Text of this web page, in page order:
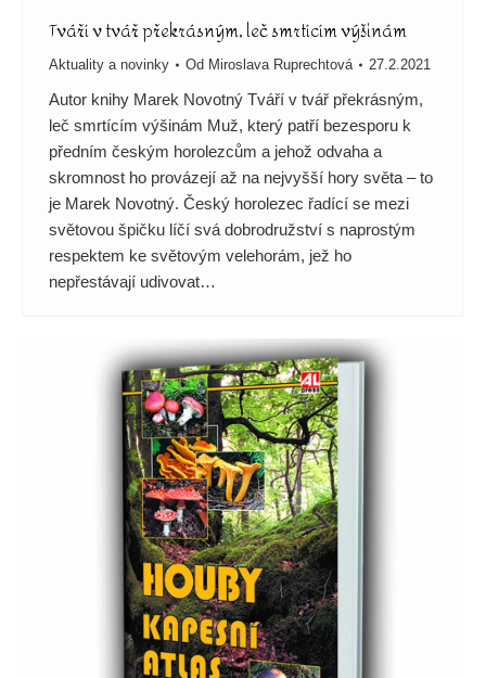
Tváří v tvář překrásným, leč smrtícím výšinám
Aktuality a novinky Od Miroslava Ruprechtová 27.2.2021
Autor knihy Marek Novotný Tváří v tvář překrásným,
leč smrtícím výšinám Muž, který patří bezesporu k
předním českým horolezcům a jehož odvaha a
skromnost ho provázejí až na nejvyšší hory světa – to
je Marek Novotný. Český horolezec řadící se mezi
světovou špičku líčí svá dobrodružství s naprostým
respektem ke světovým velehorám, jež ho
nepřestávají udivovat…